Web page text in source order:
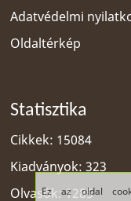
Ez az oldal
Adatvédelmi
Oldaltérkép
Statisztika
Cikkek: 15084
Kiadványok: 323
Olvasók: 1285